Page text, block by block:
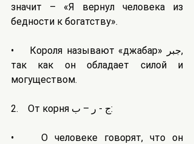
значит – «Я вернул человека из
бедности к богатству».
•    Короля называют «джабар» جبر,
так как он обладает силой и
могуществом.
2.    От корня ج - ر – ب:
•    О человеке говорят, что он